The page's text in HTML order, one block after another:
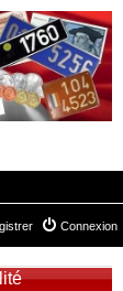
Connexion